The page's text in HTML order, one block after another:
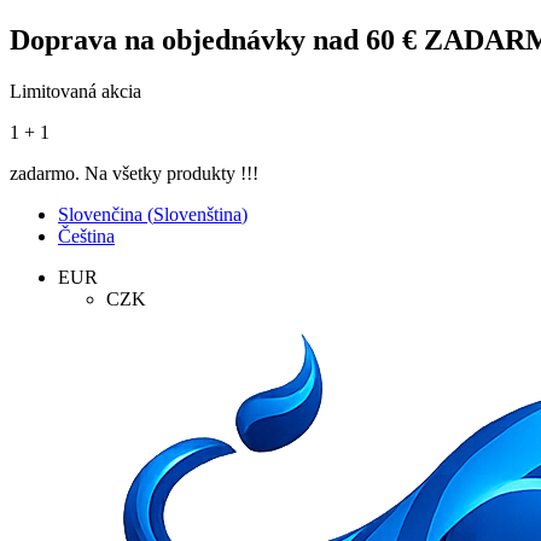
Doprava na objednávky nad 60 €
Limitovaná akcia
1 + 1
zadarmo. Na všetky produkty !!!
Slovenčina (Slovenština)
Čeština
EUR
CZK